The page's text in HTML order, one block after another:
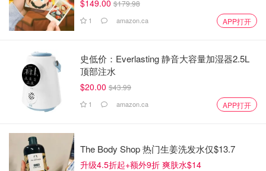
$149.00 $179.98
1 amazon.ca APP打开
史低价：Everlasting 静音大容量加湿器2.5L
顶部注水
$20.00 $43.99
1 amazon.ca APP打开
The Body Shop 热门生姜洗发水仅$13.7
升级4.5折起+额外9折 爽肤水$14